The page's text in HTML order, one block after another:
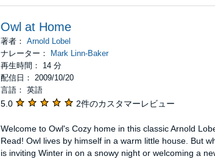
Owl at Home
著者： Arnold Lobel
ナレーター：
Mark Linn-Baker
再生時間： 14 分
配信日： 2009/10/20
言語： 英語
5.0 2件のカスタマーレビュー
Welcome to Owl's Cozy home in this classic Arnold
Read! Owl lives by himself in a warm little house. But
is inviting Winter in on a snowy night or welcoming a